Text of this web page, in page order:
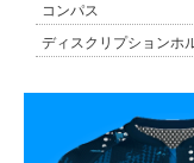
コンパス
ディスクリプションホ